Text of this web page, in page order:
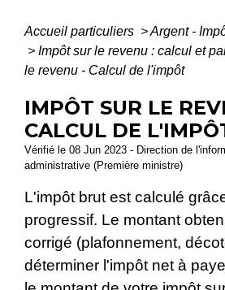
Accueil particuliers >Argent -
> Impôt sur le revenu : calcul et
le revenu - Calcul de l'impôt
IMPÔT SUR LE
CALCUL DE
Vérifié le 08 Jun 2023 - Direction de
administrative (Première ministre)
L'impôt brut est calculé
progressif. Le montant
corrigé (plafonnement,
déterminer l'impôt net à